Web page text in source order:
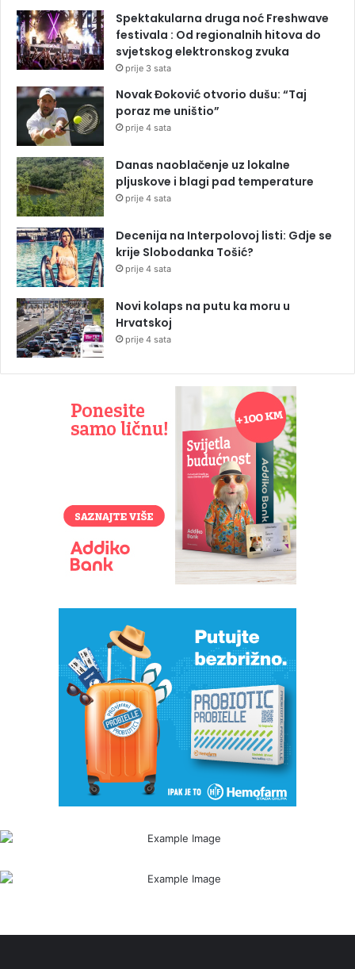
Spektakularna druga noć Freshwave
festivala : Od regionalnih hitova do
svjetskog elektronskog zvuka
prije 3 sata
Novak Đoković otvorio dušu: “Taj
poraz me uništio”
prije 4 sata
Danas naoblačenje uz lokalne
pljuskove i blagi pad temperature
prije 4 sata
Decenija na Interpolovoj listi: Gdje se
krije Slobodanka Tošić?
prije 4 sata
Novi kolaps na putu ka moru u
Hrvatskoj
prije 4 sata